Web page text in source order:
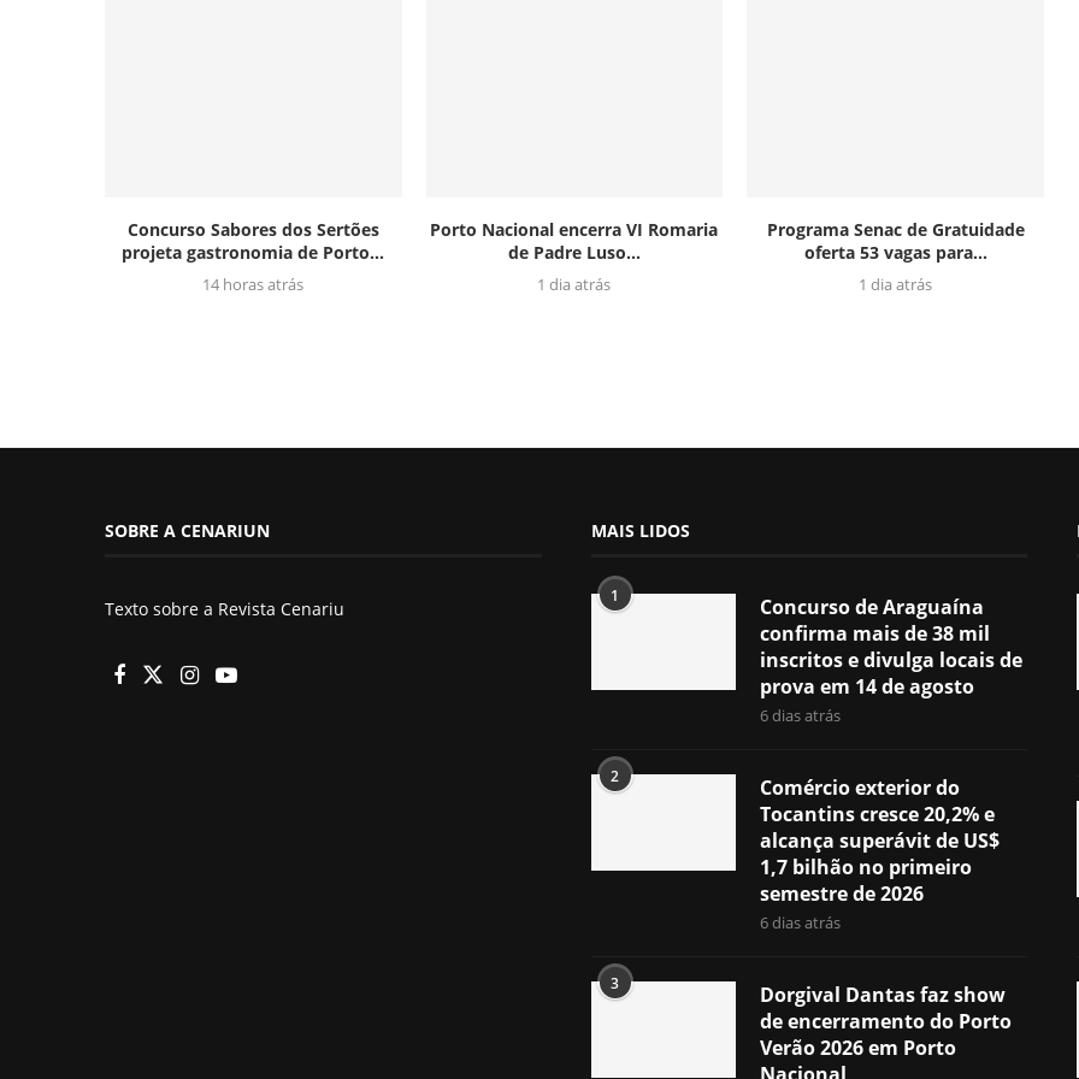
Concurso Sabores dos Sertões
projeta gastronomia de Porto...
14 horas atrás
Porto Nacional encerra VI Romaria
de Padre Luso...
1 dia atrás
Programa Senac de Gratuidade
oferta 53 vagas para...
1 dia atrás
SOBRE A CENARIUN
Texto sobre a Revista Cenariu
MAIS LIDOS
1
Concurso de Araguaína
confirma mais de 38 mil
inscritos e divulga locais de
prova em 14 de agosto
6 dias atrás
2
Comércio exterior do
Tocantins cresce 20,2% e
alcança superávit de US$
1,7 bilhão no primeiro
semestre de 2026
6 dias atrás
3
Dorgival Dantas faz show
de encerramento do Porto
Verão 2026 em Porto